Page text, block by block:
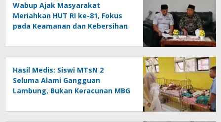
Wabup Ajak Masyarakat
Meriahkan HUT RI ke-81, Fokus
pada Keamanan dan Kebersihan
Hasil Medis: Siswi MTsN 2
Seluma Alami Gangguan
Lambung, Bukan Keracunan MBG